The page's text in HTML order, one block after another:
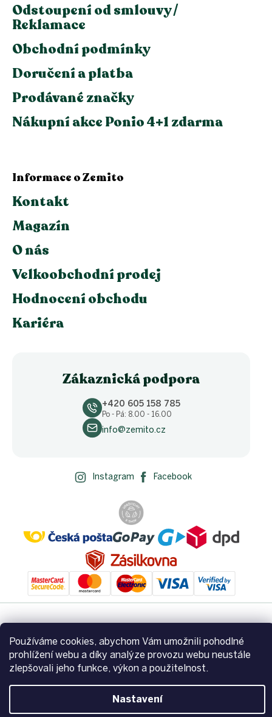
Používáme cookies, abychom Vám umožnili pohodlné
prohlížení webu a díky analýze provozu webu neustále
zlepšovali jeho funkce, výkon a použitelnost.
Nastavení
Odstoupení od smlouvy /
Reklamace
Obchodní podmínky
Doručení a platba
Prodávané značky
Nákupní akce Ponio 4+1 zdarma
Informace o Zemito
Kontakt
Magazín
O nás
Velkoobchodní prodej
Hodnocení obchodu
Kariéra
Zákaznická podpora
+420 605 158 785
Po - Pá: 8.00 - 16.00
info@zemito.cz
Instagram Facebook
Vytvořil Shoptet
Copyright 2026 Zemito.cz. Všechna práva vyhrazena.
nastavení cookies